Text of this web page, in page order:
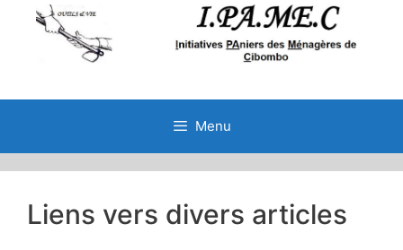
Menu
Liens vers divers articles